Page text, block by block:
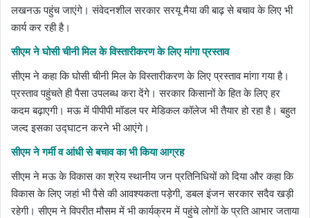
लखनऊ पहुंच जाएंगे। संवेदनशील सरकार सरयू मैया की बाढ़ से बचाव के लिए भी
कार्य कर रही है।
सीएम ने घोसी चीनी मिल के विस्तारीकरण के लिए मांगा प्रस्ताव
सीएम ने कहा कि घोसी चीनी मिल के विस्तारीकरण के लिए प्रस्ताव मांगा गया है।
प्रस्ताव पहुंचते ही पैसा उपलब्ध करा देंगे। सरकार किसानों के हित के लिए हर
कदम बढ़ाएगी। मऊ में पीपीपी मॉडल पर मेडिकल कॉलेज भी तैयार हो रहा है। बहुत
जल्द इसका उद्घाटन करने भी आएंगे।
सीएम ने गर्मी व आंधी से बचाव का भी किया आग्रह
सीएम ने मऊ के विकास का श्रेय स्थानीय जन प्रतिनिधियों को दिया और कहा कि
विकास के लिए जहां भी पैसे की आवश्यकता पड़ेगी, डबल इंजन सरकार सदैव खड़ी
रहेगी। सीएम ने विपरीत मौसम में भी कार्यक्रम में पहुंचे लोगों के प्रति आभार जताया